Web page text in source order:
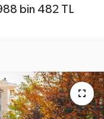
bin 482 TL